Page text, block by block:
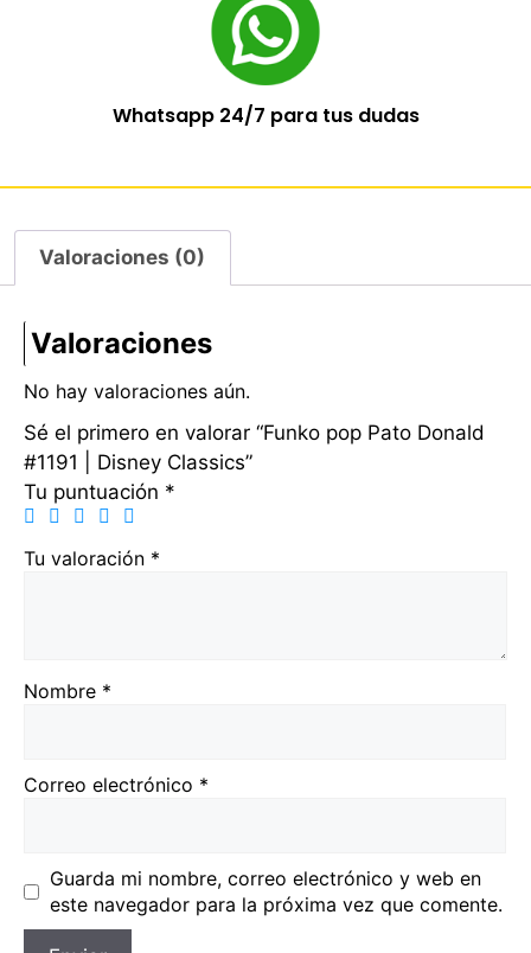
Whatsapp 24/7 para tus dudas
Valoraciones (0)
Valoraciones
No hay valoraciones aún.
Sé el primero en valorar “Funko pop Pato Donald
#1191 | Disney Classics”
Tu puntuación *
Tu valoración *
Nombre *
Correo electrónico *
Guarda mi nombre, correo electrónico y web en
este navegador para la próxima vez que comente.